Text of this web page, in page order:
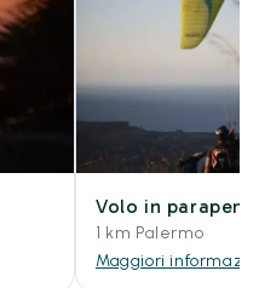
Volo in
1 km Palermo
Maggiori